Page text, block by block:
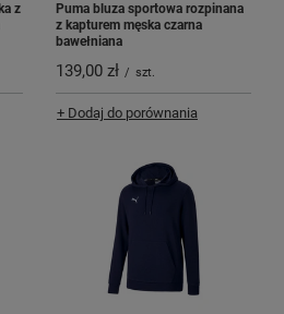
z
Puma bluza sportowa rozpinana
z kapturem męska czarna
bawełniana
139,00 zł / szt.
+ Dodaj do porównania